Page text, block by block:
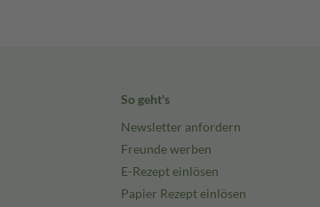
So geht's
Newsletter anfordern
Freunde werben
E-Rezept einlösen
Papier Rezept einlösen